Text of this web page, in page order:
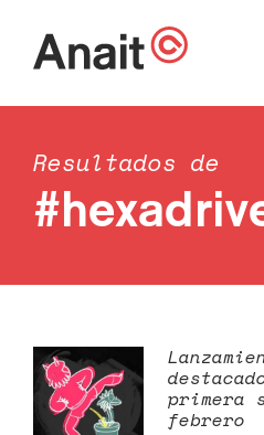
Resultados de
primera
febrero